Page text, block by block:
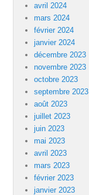
avril 2024
mars 2024
février 2024
janvier 2024
décembre 2023
novembre 2023
octobre 2023
septembre 2023
août 2023
juillet 2023
juin 2023
mai 2023
avril 2023
mars 2023
février 2023
janvier 2023